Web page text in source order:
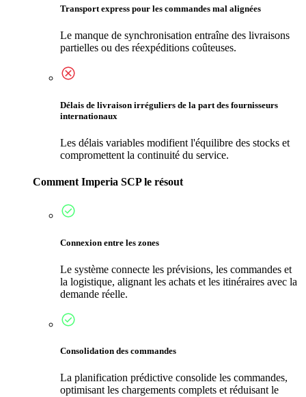
Transport express pour les commandes mal alignées
Le manque de synchronisation entraîne des livraisons
partielles ou des réexpéditions coûteuses.
Délais de livraison irréguliers de la part des fournisseurs
internationaux
Les délais variables modifient l'équilibre des stocks et
compromettent la continuité du service.
Comment Imperia SCP le résout
Connexion entre les zones
Le système connecte les prévisions, les commandes et
la logistique, alignant les achats et les itinéraires avec la
demande réelle.
Consolidation des commandes
La planification prédictive consolide les commandes,
optimisant les chargements complets et réduisant le